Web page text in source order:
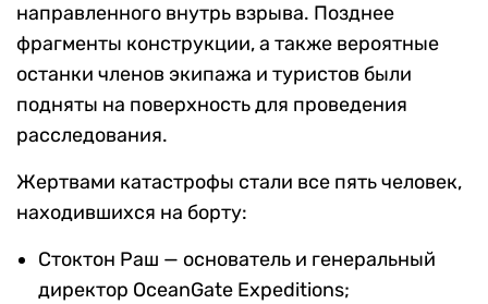
направленного внутрь взрыва. Позднее
фрагменты конструкции, а также вероятные
останки членов экипажа и туристов были
подняты на поверхность для проведения
расследования.
Жертвами катастрофы стали все пять человек,
находившихся на борту:
Стоктон Раш — основатель и генеральный
директор OceanGate Expeditions;